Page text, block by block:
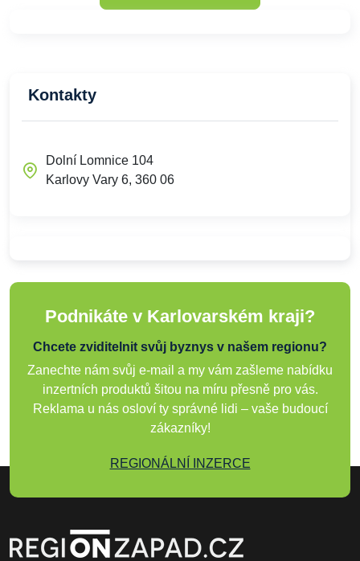
Kontakty
Dolní Lomnice 104
Karlovy Vary 6, 360 06
Podnikáte v Karlovarském kraji?
Chcete zviditelnit svůj byznys v našem regionu?
Zanechte nám svůj e-mail a my vám zašleme nabídku
inzertních produktů šitou na míru přesně pro vás.
Reklama u nás osloví ty správné lidi – vaše budoucí
zákazníky!
REGIONÁLNÍ INZERCE